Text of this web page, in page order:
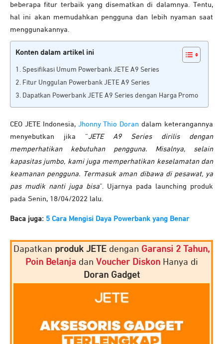
beberapa fitur terbaik yang disematkan di dalamnya. Tentu,
hal ini akan memudahkan pengguna dan lebih nyaman saat
menggunakannya.
Konten dalam artikel ini
Spesifikasi Umum Powerbank JETE A9 Series
Fitur Unggulan Powerbank JETE A9 Series
Dapatkan Powerbank JETE A9 Series dengan Harga Promo
CEO JETE Indonesia, Jhonny Thio Doran dalam keterangannya
menyebutkan jika “JETE A9 Series dirilis dengan
memperhatikan kebutuhan pengguna. Misalnya, selain
kapasitas jumbo, kami juga memperhatikan keselamatan dan
keamanan pengguna. Termasuk aman dibawa di pesawat, ya
pas mudik nanti juga bisa”. Ujarnya pada launching produk
pada Senin, 18/04/2022 lalu.
Baca juga: 5 Cara Mengisi Daya Powerbank yang Benar
Dapatkan produk JETE dengan Garansi 2 Tahun,
Poin Belanjadan Voucher Diskon Hanya di
Doran Gadget